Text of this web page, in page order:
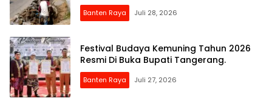
Banten Raya Juli 28, 2026
Festival Budaya Kemuning Tahun 2026
Resmi Di Buka Bupati Tangerang.
Banten Raya Juli 27, 2026